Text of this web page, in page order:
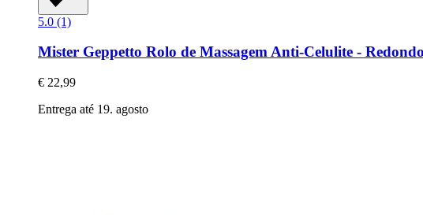
5.0 (1)
Mister Geppetto Rolo de Massagem Anti-​Celulite -​ Redondo
€ 22,99
Entrega até 19. agosto